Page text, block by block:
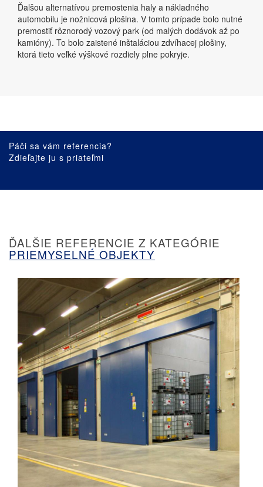
Ďalšou alternatívou premostenia haly a nákladného
automobilu je nožnicová plošina. V tomto prípade bolo nutné
premostiť rôznorodý vozový park (od malých dodávok až po
kamióny). To bolo zaistené inštaláciou zdvíhacej plošiny,
ktorá tieto veľké výškové rozdiely plne pokryje.
Páči sa vám referencia?
Zdieľajte ju s priateľmi
ĎALŠIE REFERENCIE Z KATEGÓRIE
PRIEMYSELNÉ OBJEKTY